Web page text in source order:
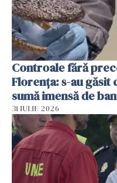
Controale fără
Florența: s-au găsit
sumă imensă de
31 IULIE 2026